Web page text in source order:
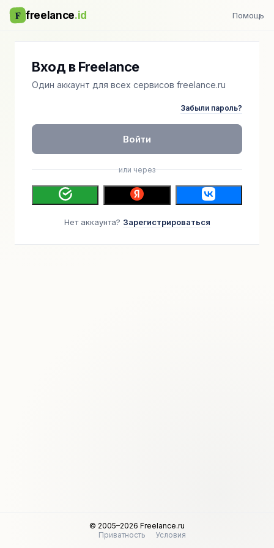
F freelance.id Помощь
Вход в Freelance
Один аккаунт для всех сервисов freelance.ru
Забыли пароль?
Войти
или через
Нет аккаунта? Зарегистрироваться
© 2005–2026 Freelance.ru
Приватность
Условия